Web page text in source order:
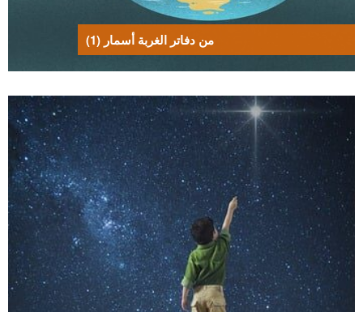
من دفاتر الغربة أسمار (1)